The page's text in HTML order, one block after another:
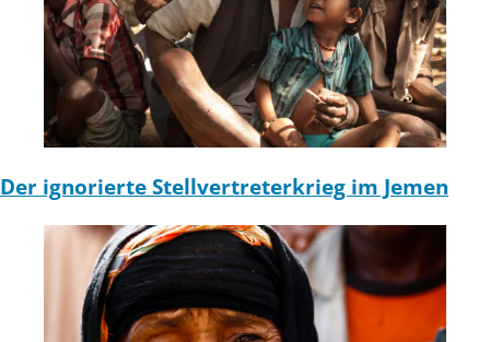
Der ignorierte Stellvertreterkrieg im Jemen